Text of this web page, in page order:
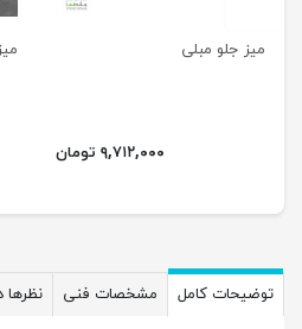
میز جلو مبلی
۹,۷۱۲,۰۰۰ تومان
توضیحات کامل مشخصات فنی نظرها